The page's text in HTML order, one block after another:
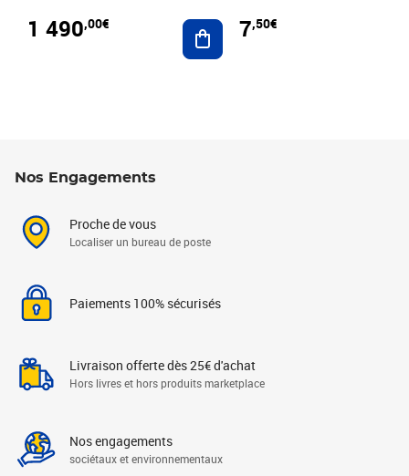
1 490,00€ Ajouter au panier
7,50€
Nos Engagements
Proche de vous
Localiser un bureau de poste
Paiements 100% sécurisés
Livraison offerte dès 25€ d'achat
Hors livres et hors produits marketplace
Nos engagements
sociétaux et environnementaux